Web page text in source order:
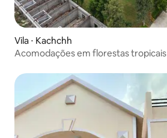
Vila ⋅ Kachchh
Acomodações em florestas tropicais